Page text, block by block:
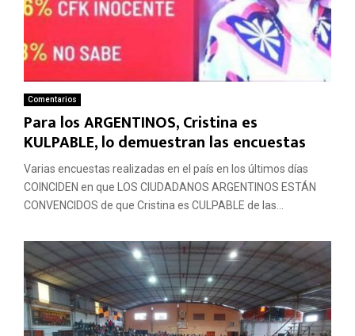
Comentarios
Para los ARGENTINOS, Cristina es
KULPABLE, lo demuestran las encuestas
Varias encuestas realizadas en el país en los últimos días
COINCIDEN en que LOS CIUDADANOS ARGENTINOS ESTÁN
CONVENCIDOS de que Cristina es CULPABLE de las...